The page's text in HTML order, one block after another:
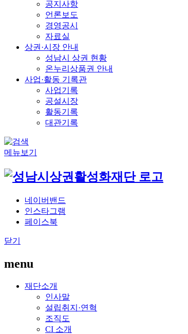
공지사항
언론보도
경영공시
자료실
상권·시장 안내
성남시 상권 현황
온누리상품권 안내
사업·활동 기록관
사업기록
공설시장
활동기록
대관기록
메뉴보기
네이버밴드
인스타그램
페이스북
닫기
menu
재단소개
인사말
설립취지·연혁
조직도
CI 소개